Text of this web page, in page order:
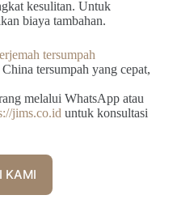
kesulitan. Untuk
biaya tambahan.
tersumpah
tersumpah yang cepat,
melalui WhatsApp atau
jims.co.id untuk konsultasi
KAMI